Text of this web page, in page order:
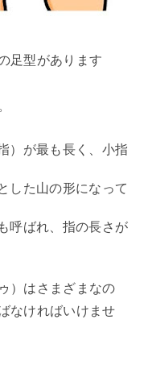
足型があります
）が最も長く、小指
した山の形になって
呼ばれ、指の長さが
）はさまざまなの
なければいけませ